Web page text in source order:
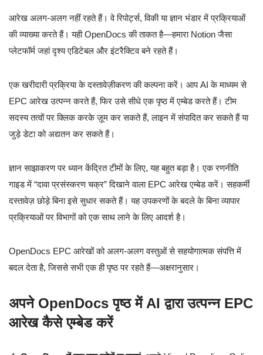
आरेख अलग-अलग नहीं रहते हैं। वे रिपोर्ट्स, विकी या ज्ञान भंडार में प्रक्रियाओं
की व्याख्या करते हैं। यही OpenDocs की ताकत है—हमारा Notion जैसा
प्लेटफॉर्म जहां दृश्य एडिटेबल और इंटरैक्टिव बने रहते हैं।
एक खरीदारी प्रक्रिया के दस्तावेज़ीकरण की कल्पना करें। आप AI के माध्यम से
EPC आरेख उत्पन्न करते हैं, फिर उसे सीधे एक पृष्ठ में एम्बेड करते हैं। टीम
सदस्य तत्वों पर क्लिक करके ज़ूम कर सकते हैं, लाइन में संपादित कर सकते हैं या
जुड़े डेटा को अद्यतन कर सकते हैं।
ज्ञान साझाकरण पर ध्यान केंद्रित टीमों के लिए, यह बहुत बड़ा है। एक रणनीति
गाइड में “दावा प्रसंस्करण चक्र” दिखाने वाला EPC आरेख एम्बेड करें। सहकर्मी
दस्तावेज़ छोड़े बिना इसे सुधार सकते हैं। यह उपकरणों के बदले के बिना व्यापार
प्रक्रियाओं पर विभागों को एक साथ लाने के लिए आदर्श है।
OpenDocs EPC आरेखों को अलग-अलग वस्तुओं से सहयोगात्मक संपत्ति में
बदल देता है, जिससे सभी एक ही पृष्ठ पर रहते हैं—अक्षरानुसार।
अपने OpenDocs पृष्ठ में AI द्वारा उत्पन्न EPC
आरेख कैसे एम्बेड करें